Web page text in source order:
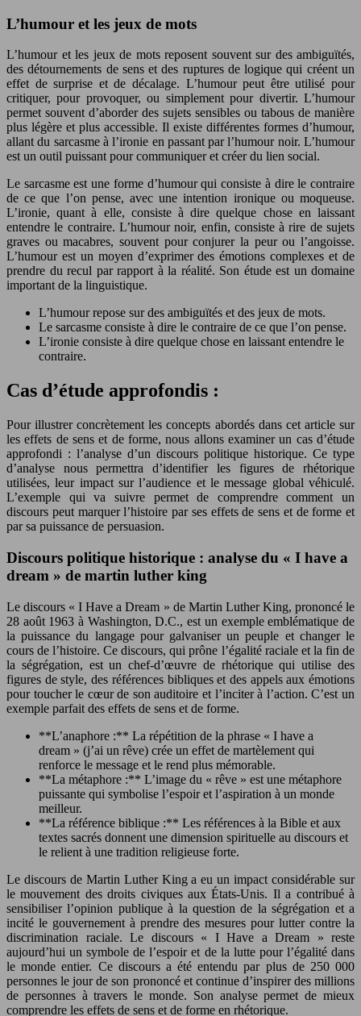
L’humour et les jeux de mots
L’humour et les jeux de mots reposent souvent sur des ambiguïtés,
des détournements de sens et des ruptures de logique qui créent un
effet de surprise et de décalage. L’humour peut être utilisé pour
critiquer, pour provoquer, ou simplement pour divertir. L’humour
permet souvent d’aborder des sujets sensibles ou tabous de manière
plus légère et plus accessible. Il existe différentes formes d’humour,
allant du sarcasme à l’ironie en passant par l’humour noir. L’humour
est un outil puissant pour communiquer et créer du lien social.
Le sarcasme est une forme d’humour qui consiste à dire le contraire
de ce que l’on pense, avec une intention ironique ou moqueuse.
L’ironie, quant à elle, consiste à dire quelque chose en laissant
entendre le contraire. L’humour noir, enfin, consiste à rire de sujets
graves ou macabres, souvent pour conjurer la peur ou l’angoisse.
L’humour est un moyen d’exprimer des émotions complexes et de
prendre du recul par rapport à la réalité. Son étude est un domaine
important de la linguistique.
L’humour repose sur des ambiguïtés et des jeux de mots.
Le sarcasme consiste à dire le contraire de ce que l’on pense.
L’ironie consiste à dire quelque chose en laissant entendre le
contraire.
Cas d’étude approfondis :
Pour illustrer concrètement les concepts abordés dans cet article sur
les effets de sens et de forme, nous allons examiner un cas d’étude
approfondi : l’analyse d’un discours politique historique. Ce type
d’analyse nous permettra d’identifier les figures de rhétorique
utilisées, leur impact sur l’audience et le message global véhiculé.
L’exemple qui va suivre permet de comprendre comment un
discours peut marquer l’histoire par ses effets de sens et de forme et
par sa puissance de persuasion.
Discours politique historique : analyse du « I have a
dream » de martin luther king
Le discours « I Have a Dream » de Martin Luther King, prononcé le
28 août 1963 à Washington, D.C., est un exemple emblématique de
la puissance du langage pour galvaniser un peuple et changer le
cours de l’histoire. Ce discours, qui prône l’égalité raciale et la fin de
la ségrégation, est un chef-d’œuvre de rhétorique qui utilise des
figures de style, des références bibliques et des appels aux émotions
pour toucher le cœur de son auditoire et l’inciter à l’action. C’est un
exemple parfait des effets de sens et de forme.
**L’anaphore :** La répétition de la phrase « I have a
dream » (j’ai un rêve) crée un effet de martèlement qui
renforce le message et le rend plus mémorable.
**La métaphore :** L’image du « rêve » est une métaphore
puissante qui symbolise l’espoir et l’aspiration à un monde
meilleur.
**La référence biblique :** Les références à la Bible et aux
textes sacrés donnent une dimension spirituelle au discours et
le relient à une tradition religieuse forte.
Le discours de Martin Luther King a eu un impact considérable sur
le mouvement des droits civiques aux États-Unis. Il a contribué à
sensibiliser l’opinion publique à la question de la ségrégation et a
incité le gouvernement à prendre des mesures pour lutter contre la
discrimination raciale. Le discours « I Have a Dream » reste
aujourd’hui un symbole de l’espoir et de la lutte pour l’égalité dans
le monde entier. Ce discours a été entendu par plus de 250 000
personnes le jour de son prononcé et continue d’inspirer des millions
de personnes à travers le monde. Son analyse permet de mieux
comprendre les effets de sens et de forme en rhétorique.